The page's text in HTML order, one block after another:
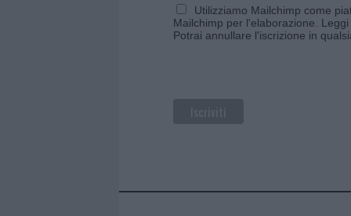
Utilizziamo Mailchimp come
Mailchimp per l'elaborazione.
Potrai annullare l'iscrizione in